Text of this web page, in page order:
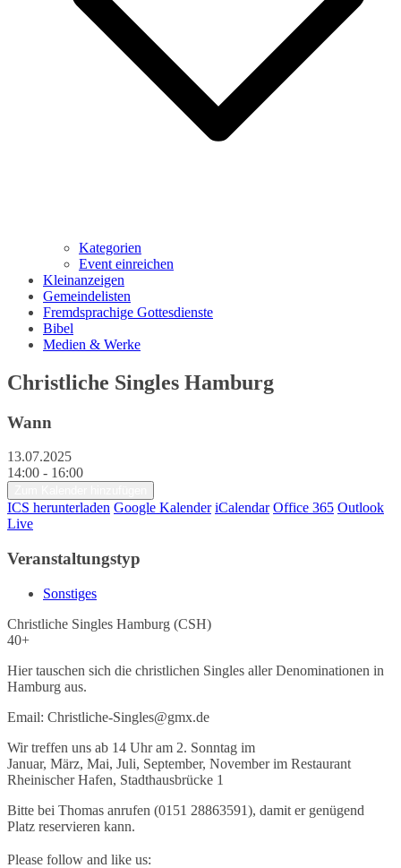
Kategorien
Event einreichen
Kleinanzeigen
Gemeindelisten
Fremdsprachige Gottesdienste
Bibel
Medien & Werke
Christliche Singles Hamburg
Wann
13.07.2025
14:00 - 16:00
ICS herunterladen Google Kalender iCalendar Office 365 Outlook
Live
Veranstaltungstyp
Sonstiges
Christliche Singles Hamburg (CSH)
40+
Hier tauschen sich die christlichen Singles aller Denominationen in
Hamburg aus.
Email: Christliche-Singles@gmx.de
Wir treffen uns ab 14 Uhr am 2. Sonntag im
Januar, März, Mai, Juli, September, November im Restaurant
Rheinischer Hafen, Stadthausbrücke 1
Bitte bei Thomas anrufen (0151 28863591), damit er genügend
Platz reservieren kann.
Please follow and like us: